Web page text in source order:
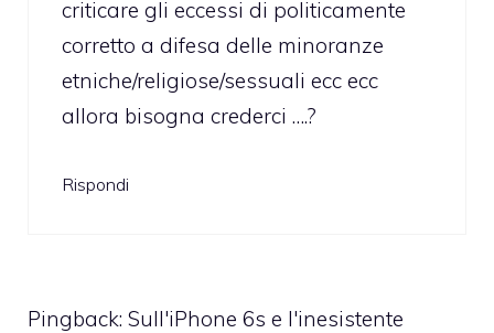
criticare gli eccessi di politicamente
corretto a difesa delle minoranze
etniche/religiose/sessuali ecc ecc
allora bisogna crederci ….?
Rispondi
Pingback: Sull'iPhone 6s e l'inesistente